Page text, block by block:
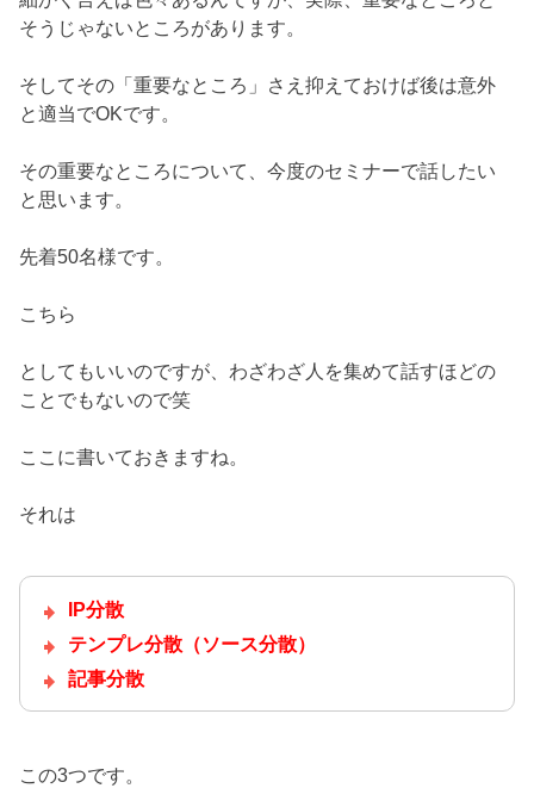
そうじゃないところがあります。
そしてその「重要なところ」さえ抑えておけば後は意外
と適当でOKです。
その重要なところについて、今度のセミナーで話したい
と思います。
先着50名様です。
こちら
としてもいいのですが、わざわざ人を集めて話すほどの
ことでもないので笑
ここに書いておきますね。
それは
IP分散
テンプレ分散（ソース分散）
記事分散
この3つです。